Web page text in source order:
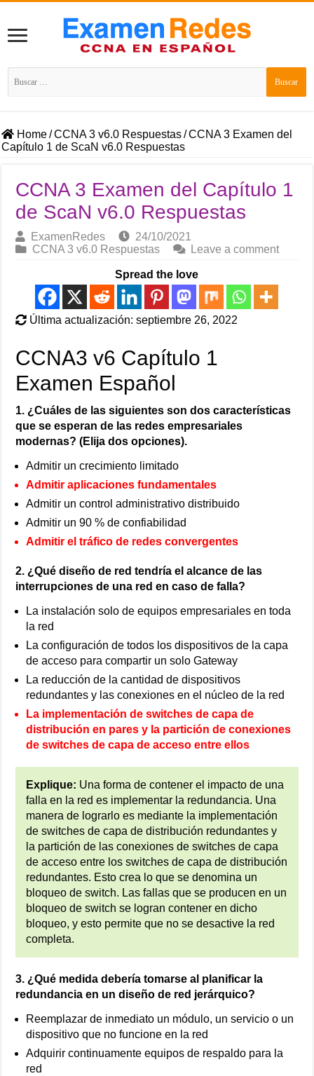
Buscar:
Home/CCNA 3 v6.0 Respuestas/CCNA 3 Examen del
Capítulo 1 de ScaN v6.0 Respuestas
CCNA 3 Examen del Capítulo 1
de ScaN v6.0 Respuestas
ExamenRedes
24/10/2021
CCNA 3 v6.0 Respuestas
Leave a comment
Spread the love
Última actualización: septiembre 26, 2022
CCNA3 v6 Capítulo 1
Examen Español
1. ¿Cuáles de las siguientes son dos características
que se esperan de las redes empresariales
modernas? (Elija dos opciones).
Admitir un crecimiento limitado
Admitir aplicaciones fundamentales
Admitir un control administrativo distribuido
Admitir un 90 % de confiabilidad
Admitir el tráfico de redes convergentes
2. ¿Qué diseño de red tendría el alcance de las
interrupciones de una red en caso de falla?
La instalación solo de equipos empresariales en toda
la red
La configuración de todos los dispositivos de la capa
de acceso para compartir un solo Gateway
La reducción de la cantidad de dispositivos
redundantes y las conexiones en el núcleo de la red
La implementación de switches de capa de
distribución en pares y la partición de conexiones
de switches de capa de acceso entre ellos
Explique: Una forma de contener el impacto de una
falla en la red es implementar la redundancia. Una
manera de lograrlo es mediante la implementación
de switches de capa de distribución redundantes y
la partición de las conexiones de switches de capa
de acceso entre los switches de capa de distribución
redundantes. Esto crea lo que se denomina un
bloqueo de switch. Las fallas que se producen en un
bloqueo de switch se logran contener en dicho
bloqueo, y esto permite que no se desactive la red
completa.
3. ¿Qué medida debería tomarse al planificar la
redundancia en un diseño de red jerárquico?
Reemplazar de inmediato un módulo, un servicio o un
dispositivo que no funcione en la red
Adquirir continuamente equipos de respaldo para la
red